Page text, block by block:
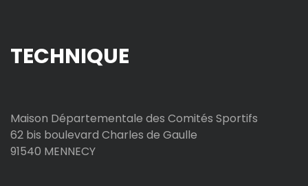
TECHNIQUE
Maison Départementale des Comités Sportifs
62 bis boulevard Charles de Gaulle
91540 MENNECY